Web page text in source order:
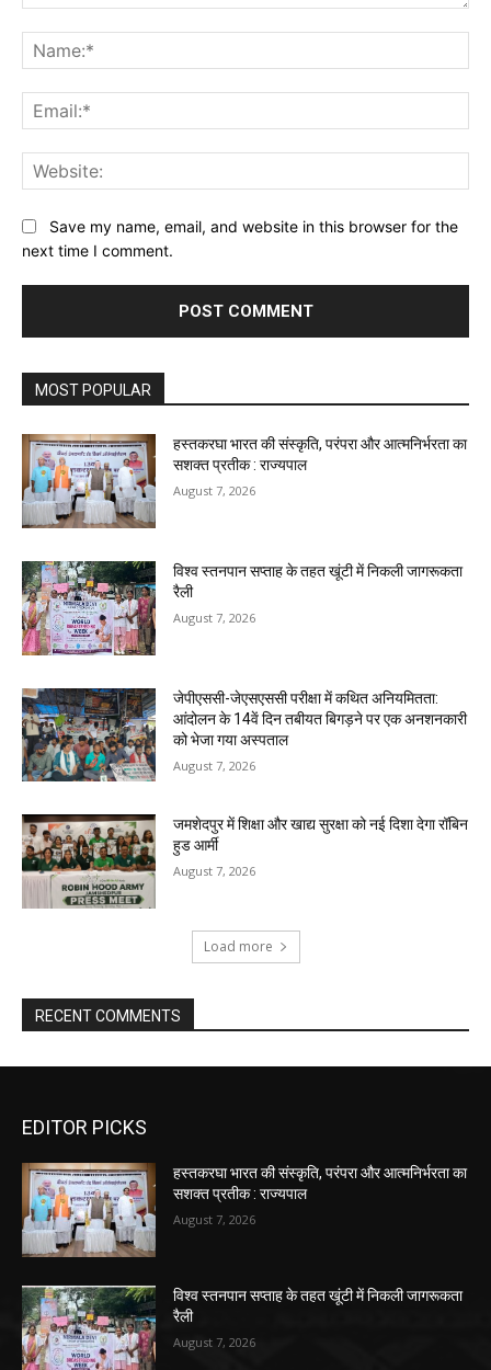
Save my name, email, and website in this browser for the
next time I comment.
MOST POPULAR
हस्तकरघा भारत की संस्कृति, परंपरा और आत्मनिर्भरता का
सशक्त प्रतीक : राज्यपाल
August 7, 2026
विश्व स्तनपान सप्ताह के तहत खूंटी में निकली जागरूकता
रैली
August 7, 2026
जेपीएससी-जेएसएससी परीक्षा में कथित अनियमितता:
आंदोलन के 14वें दिन तबीयत बिगड़ने पर एक अनशनकारी
को भेजा गया अस्पताल
August 7, 2026
जमशेदपुर में शिक्षा और खाद्य सुरक्षा को नई दिशा देगा रॉबिन
हुड आर्मी
August 7, 2026
Load more
RECENT COMMENTS
EDITOR PICKS
हस्तकरघा भारत की संस्कृति, परंपरा और आत्मनिर्भरता का
सशक्त प्रतीक : राज्यपाल
August 7, 2026
विश्व स्तनपान सप्ताह के तहत खूंटी में निकली जागरूकता
रैली
August 7, 2026